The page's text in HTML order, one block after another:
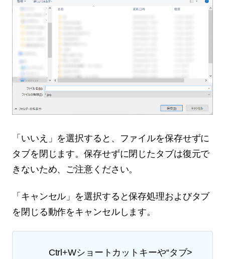
「いいえ」を選択すると、ファイルを保存せずに
タブを閉じます。保存せずに閉じたタブは復元で
きないため、ご注意ください。
「キャンセル」を選択すると保存処理およびタブ
を閉じる動作をキャンセルします。
Ctrl+Wショートカットキーや“タブ>